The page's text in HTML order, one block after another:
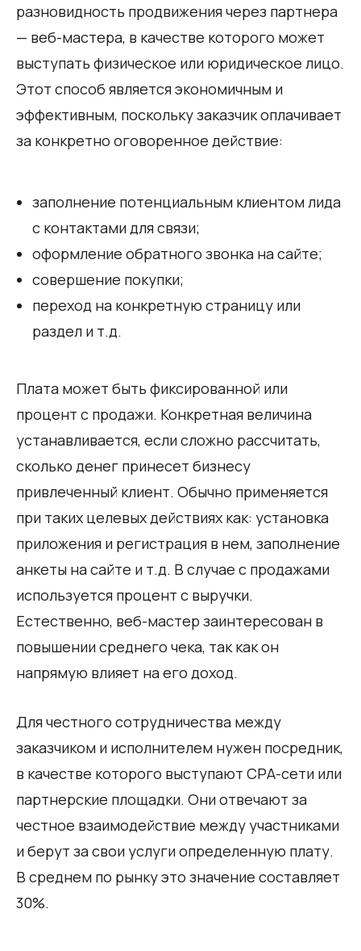
разновидность продвижения через партнера
— веб-мастера, в качестве которого может
выступать физическое или юридическое лицо.
Этот способ является экономичным и
эффективным, поскольку заказчик оплачивает
за конкретно оговоренное действие:
заполнение потенциальным клиентом лида
с контактами для связи;
оформление обратного звонка на сайте;
совершение покупки;
переход на конкретную страницу или
раздел и т.д.
Плата может быть фиксированной или
процент с продажи. Конкретная величина
устанавливается, если сложно рассчитать,
сколько денег принесет бизнесу
привлеченный клиент. Обычно применяется
при таких целевых действиях как: установка
приложения и регистрация в нем, заполнение
анкеты на сайте и т.д. В случае с продажами
используется процент с выручки.
Естественно, веб-мастер заинтересован в
повышении среднего чека, так как он
напрямую влияет на его доход.
Для честного сотрудничества между
заказчиком и исполнителем нужен посредник,
в качестве которого выступают СРА-сети или
партнерские площадки. Они отвечают за
честное взаимодействие между участниками
и берут за свои услуги определенную плату.
В среднем по рынку это значение составляет
30%.